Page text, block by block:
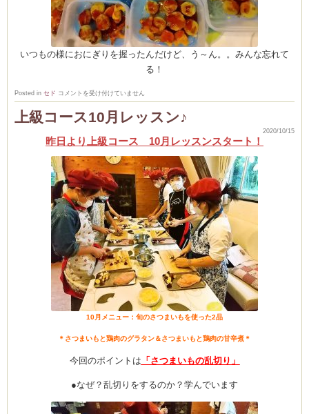
(produced by
CEDO)
いつもの様におにぎりを握ったんだけど、う～ん。。みんな忘れて
る！
Posted in セド 10
級
ス
コメントを受け付けていません
上級コース10月レッスン♪
2020/10/15
昨日より上級コース 10月レッスンスタート！
10月メニュー：旬のさつまいもを使った2品
＊さつまいもと鶏肉のグラタン＆さつまいもと鶏肉の甘辛煮＊
今回のポイントは 「さつまいもの乱切り」
●なぜ？乱切りをするのか？学んでいます